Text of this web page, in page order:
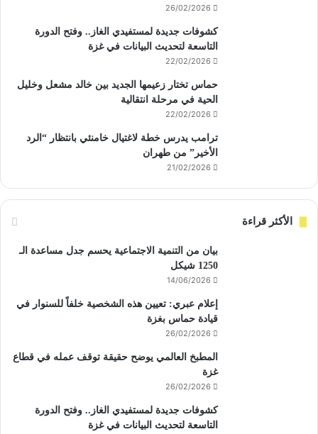
26/02/2026
كشوفات جديدة لمستفيدي الغاز.. وفتح الدورة
التاسعة لتحديث البيانات في غزة
22/02/2026
حماس تختار زعيمها الجديد بين خالد مشعل وخليل
الحية في مرحلة انتقالية
22/02/2026
ترامب يدرس خطة لاغتيال خامنئي بانتظار “الرد
الأخير” من طهران
21/02/2026
الأكثر قراءة
بيان من التنمية الاجتماعية يحسم جدل مساعدة الـ
1250 شيكل
14/06/2026
إعلام عبري: تعيين هذه الشخصية خلفاً للسنوار في
قيادة حماس بغزة
26/02/2026
المطبخ العالمي يوضح حقيقة توقف عمله في قطاع
غزة
26/02/2026
كشوفات جديدة لمستفيدي الغاز.. وفتح الدورة
التاسعة لتحديث البيانات في غزة